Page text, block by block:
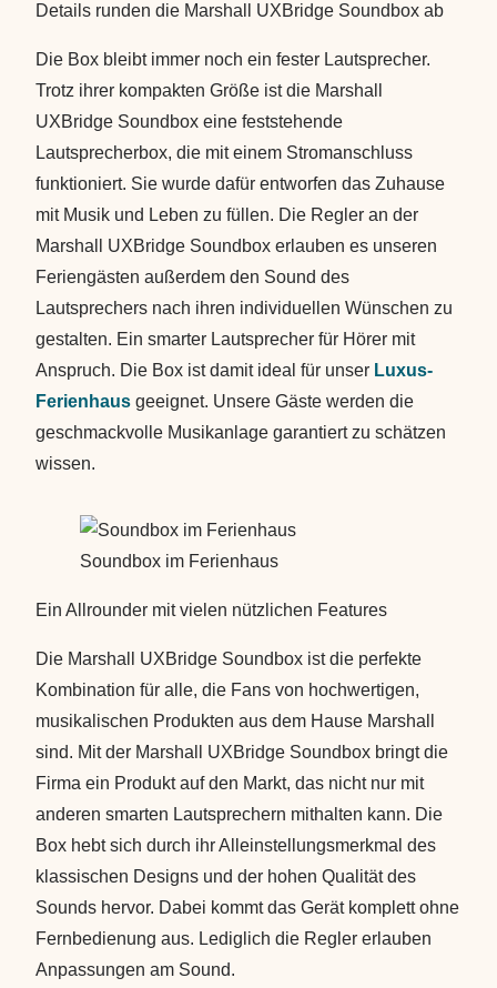
Details runden die Marshall UXBridge Soundbox ab
Die Box bleibt immer noch ein fester Lautsprecher.
Trotz ihrer kompakten Größe ist die Marshall
UXBridge Soundbox eine feststehende
Lautsprecherbox, die mit einem Stromanschluss
funktioniert. Sie wurde dafür entworfen das Zuhause
mit Musik und Leben zu füllen. Die Regler an der
Marshall UXBridge Soundbox erlauben es unseren
Feriengästen außerdem den Sound des
Lautsprechers nach ihren individuellen Wünschen zu
gestalten. Ein smarter Lautsprecher für Hörer mit
Anspruch. Die Box ist damit ideal für unser Luxus-
Ferienhaus geeignet. Unsere Gäste werden die
geschmackvolle Musikanlage garantiert zu schätzen
wissen.
Soundbox im Ferienhaus
Ein Allrounder mit vielen nützlichen Features
Die Marshall UXBridge Soundbox ist die perfekte
Kombination für alle, die Fans von hochwertigen,
musikalischen Produkten aus dem Hause Marshall
sind. Mit der Marshall UXBridge Soundbox bringt die
Firma ein Produkt auf den Markt, das nicht nur mit
anderen smarten Lautsprechern mithalten kann. Die
Box hebt sich durch ihr Alleinstellungsmerkmal des
klassischen Designs und der hohen Qualität des
Sounds hervor. Dabei kommt das Gerät komplett ohne
Fernbedienung aus. Lediglich die Regler erlauben
Anpassungen am Sound.